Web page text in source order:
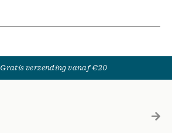
Gratis verzending vanaf €20